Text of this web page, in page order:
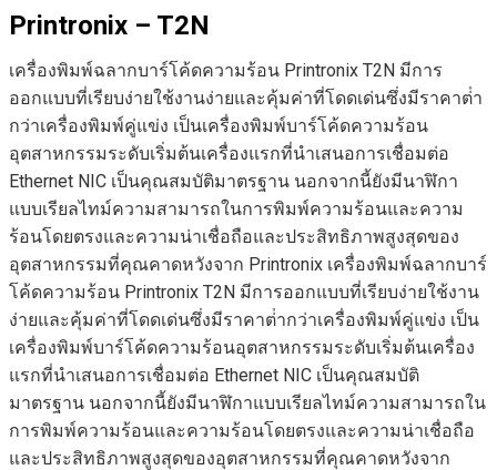
Printronix – T2N
เครื่องพิมพ์ฉลากบาร์โค้ดความร้อน Printronix T2N มีการ
ออกแบบที่เรียบง่ายใช้งานง่ายและคุ้มค่าที่โดดเด่นซึ่งมีราคาต่ํา
กว่าเครื่องพิมพ์คู่แข่ง เป็นเครื่องพิมพ์บาร์โค้ดความร้อน
อุตสาหกรรมระดับเริ่มต้นเครื่องแรกที่นําเสนอการเชื่อมต่อ
Ethernet NIC เป็นคุณสมบัติมาตรฐาน นอกจากนี้ยังมีนาฬิกา
แบบเรียลไทม์ความสามารถในการพิมพ์ความร้อนและความ
ร้อนโดยตรงและความน่าเชื่อถือและประสิทธิภาพสูงสุดของ
อุตสาหกรรมที่คุณคาดหวังจาก Printronix เครื่องพิมพ์ฉลากบาร์
โค้ดความร้อน Printronix T2N มีการออกแบบที่เรียบง่ายใช้งาน
ง่ายและคุ้มค่าที่โดดเด่นซึ่งมีราคาต่ํากว่าเครื่องพิมพ์คู่แข่ง เป็น
เครื่องพิมพ์บาร์โค้ดความร้อนอุตสาหกรรมระดับเริ่มต้นเครื่อง
แรกที่นําเสนอการเชื่อมต่อ Ethernet NIC เป็นคุณสมบัติ
มาตรฐาน นอกจากนี้ยังมีนาฬิกาแบบเรียลไทม์ความสามารถใน
การพิมพ์ความร้อนและความร้อนโดยตรงและความน่าเชื่อถือ
และประสิทธิภาพสูงสุดของอุตสาหกรรมที่คุณคาดหวังจาก